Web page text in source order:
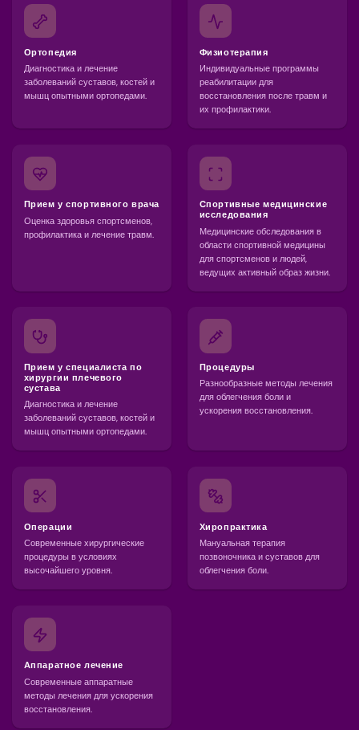
Ортопедия
Диагностика и лечение
заболеваний суставов, костей и
мышц опытными ортопедами.
Физиотерапия
Индивидуальные программы
реабилитации для
восстановления после травм и
их профилактики.
Прием у спортивного врача
Оценка здоровья спортсменов,
профилактика и лечение травм.
Cпортивные медицинские
исследования
Медицинские обследования в
области спортивной медицины
для спортсменов и людей,
ведущих активный образ жизни.
Прием у специалиста по
хирургии плечевого
сустава
Диагностика и лечение
заболеваний суставов, костей и
мышц опытными ортопедами.
Процедуры
Разнообразные методы лечения
для облегчения боли и
ускорения восстановления.
Операции
Современные хирургические
процедуры в условиях
высочайшего уровня.
Хиропрактика
Мануальная терапия
позвоночника и суставов для
облегчения боли.
Аппаратное лечение
Современные аппаратные
методы лечения для ускорения
восстановления.